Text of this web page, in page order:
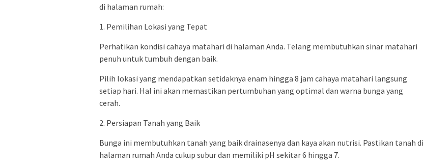
di halaman rumah:
1. Pemilihan Lokasi yang Tepat
Perhatikan kondisi cahaya matahari di halaman Anda. Telang membutuhkan sinar matahari
penuh untuk tumbuh dengan baik.
Pilih lokasi yang mendapatkan setidaknya enam hingga 8 jam cahaya matahari langsung
setiap hari. Hal ini akan memastikan pertumbuhan yang optimal dan warna bunga yang
cerah.
2. Persiapan Tanah yang Baik
Bunga ini membutuhkan tanah yang baik drainasenya dan kaya akan nutrisi. Pastikan tanah di
halaman rumah Anda cukup subur dan memiliki pH sekitar 6 hingga 7.